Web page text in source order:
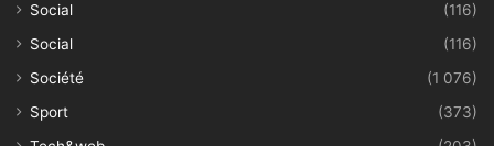
Social
(116)
Social
(116)
Société
(1 076)
Sport
(373)